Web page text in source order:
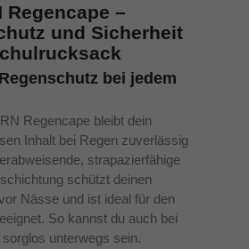
Regencape –
und Sicherheit
bei jedem
Regencape bleibt dein
Inhalt bei Regen zuverlässig
strapazierfähige
schützt deinen
Nässe und ist ideal für den
So kannst du auch bei
unterwegs sein.